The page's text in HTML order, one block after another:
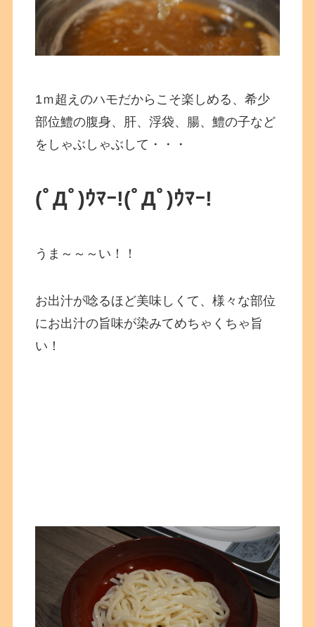
1ｍ超えのハモだからこそ楽しめる、希少
部位鱧の腹身、肝、浮袋、腸、鱧の子など
をしゃぶしゃぶして・・・
(ﾟДﾟ)ｳﾏｰ!(ﾟДﾟ)ｳﾏｰ!
うま～～～い！！
お出汁が唸るほど美味しくて、様々な部位
にお出汁の旨味が染みてめちゃくちゃ旨
い！